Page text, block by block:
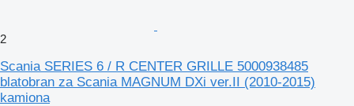
2
Scania SERIES 6 / R CENTER GRILLE 5000938485
blatobran za Scania MAGNUM DXi ver.II (2010-2015)
kamiona